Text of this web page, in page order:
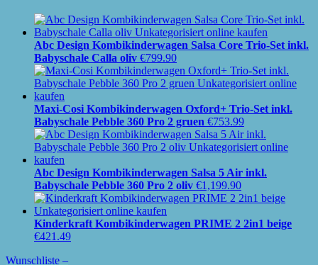
Abc Design Kombikinderwagen Salsa Core Trio-Set inkl.
Babyschale Calla oliv €799.90
Maxi-Cosi Kombikinderwagen Oxford+ Trio-Set inkl.
Babyschale Pebble 360 Pro 2 gruen €753.99
Abc Design Kombikinderwagen Salsa 5 Air inkl.
Babyschale Pebble 360 Pro 2 oliv €1,199.90
Kinderkraft Kombikinderwagen PRIME 2 2in1 beige
€421.49
Wunschliste –